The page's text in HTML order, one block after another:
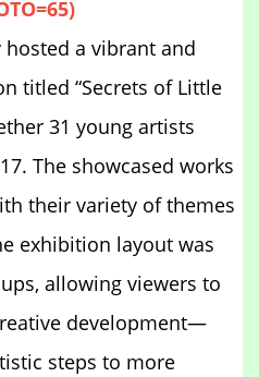
hosted a vibrant and
titled “Secrets of Little
31 young artists
The showcased works
their variety of themes
exhibition layout was
allowing viewers to
development—
steps to more